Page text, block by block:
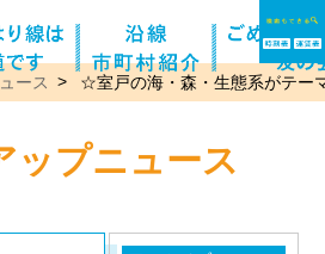
ース ☆室戸の海・森・生態系がテー
ップニュース